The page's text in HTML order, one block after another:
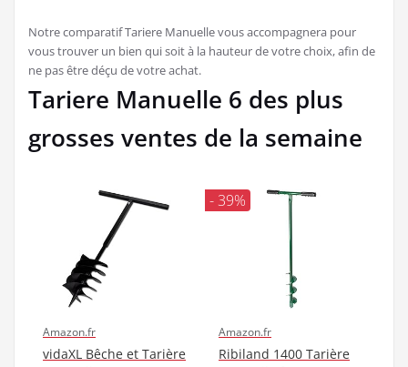
Notre comparatif Tariere Manuelle vous accompagnera pour
vous trouver un bien qui soit à la hauteur de votre choix, afin de
ne pas être déçu de votre achat.
Tariere Manuelle 6 des plus
grosses ventes de la semaine
Amazon.fr
vidaXL Bêche et Tarière
- 39%
Amazon.fr
Ribiland 1400 Tarière